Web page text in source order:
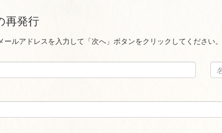
再発行
ールアドレスを入力して「次へ」ボタンをクリックしてください。